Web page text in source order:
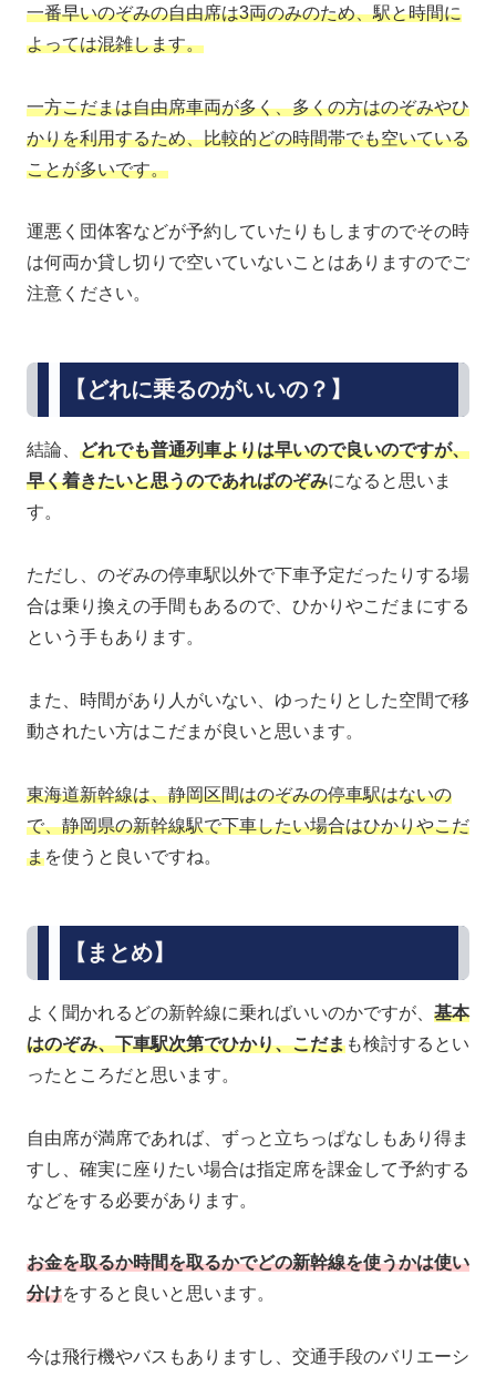
一番早いのぞみの自由席は3両のみのため、駅と時間に
よっては混雑します。
一方こだまは自由席車両が多く、多くの方はのぞみやひ
かりを利用するため、比較的どの時間帯でも空いている
ことが多いです。
運悪く団体客などが予約していたりもしますのでその時
は何両か貸し切りで空いていないことはありますのでご
注意ください。
【どれに乗るのがいいの？】
結論、 どれでも普通列車よりは早いので良いのですが、
早く着きたいと思うのであればのぞみになると思いま
す。
ただし、のぞみの停車駅以外で下車予定だったりする場
合は乗り換えの手間もあるので、ひかりやこだまにする
という手もあります。
また、時間があり人がいない、ゆったりとした空間で移
動されたい方はこだまが良いと思います。
東海道新幹線は、静岡区間はのぞみの停車駅はないの
で、静岡県の新幹線駅で下車したい場合はひかりやこだ
まを使うと良いですね。
【まとめ】
よく聞かれるどの新幹線に乗ればいいのかですが、 基本
はのぞみ、下車駅次第でひかり、こだまも検討するとい
ったところだと思います。
自由席が満席であれば、ずっと立ちっぱなしもあり得ま
すし、確実に座りたい場合は指定席を課金して予約する
などをする必要があります。
お金を取るか時間を取るかでどの新幹線を使うかは使い
分けをすると良いと思います。
今は飛行機やバスもありますし、交通手段のバリエーシ